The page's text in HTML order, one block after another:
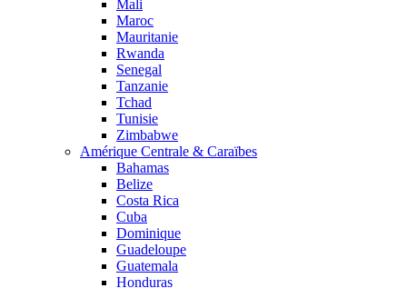
Mali
Maroc
Mauritanie
Rwanda
Senegal
Tanzanie
Tchad
Tunisie
Zimbabwe
Amérique Centrale & Caraïbes
Bahamas
Belize
Costa Rica
Cuba
Dominique
Guadeloupe
Guatemala
Honduras